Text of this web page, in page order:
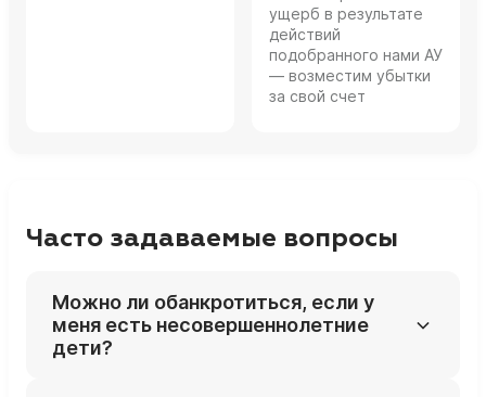
ущерб в результате
действий
подобранного нами АУ
— возместим убытки
за свой счет
Часто задаваемые вопросы
Можно ли обанкротиться, если у
меня есть несовершеннолетние
дети?